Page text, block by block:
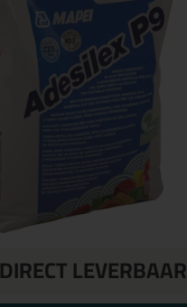
DIRECT LEVERBAAR